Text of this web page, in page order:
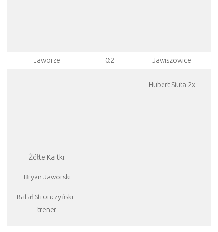
Jaworze 0:2 Jawiszowice
Żółte Kartki:
Bryan Jaworski
Rafał Stronczyński –
trener
Hubert Siuta 2x